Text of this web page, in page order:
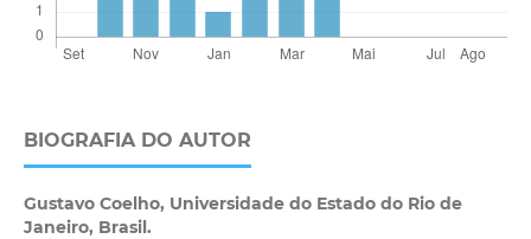
BIOGRAFIA DO AUTOR
Gustavo Coelho, Universidade do Estado do Rio de
Janeiro, Brasil.